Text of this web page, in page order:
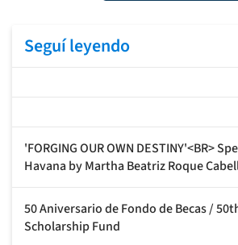
Seguí leyendo
'FORGING OUR OWN DESTINY'<BR>
Havana by Martha Beatriz Roque
50 Aniversario de Fondo de Becas /
Scholarship Fund